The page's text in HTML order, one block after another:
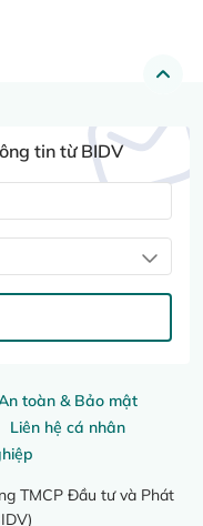
toàn & Bảo mật
Liên hệ cá nhân
TMCP Đầu tư và Phát
tin từ BIDV